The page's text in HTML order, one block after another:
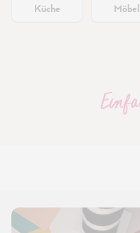
Küche Möbel